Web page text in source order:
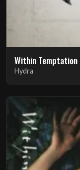
Within Temptation
Hydra